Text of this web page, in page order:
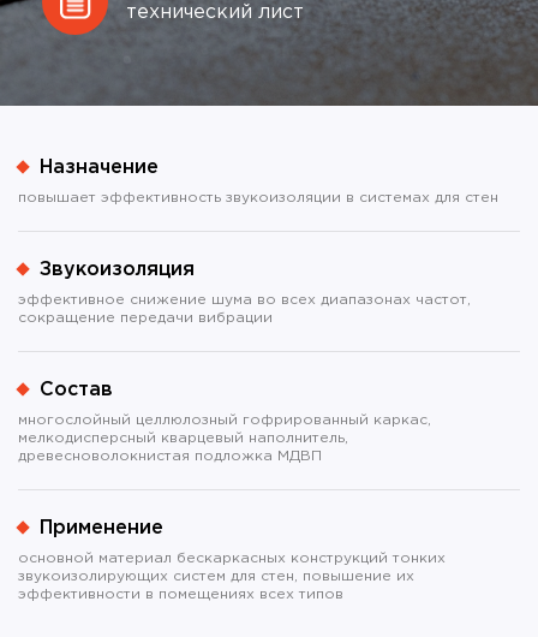
технический лист
Назначение
повышает эффективность звукоизоляции в системах для стен
Звукоизоляция
эффективное снижение шума во всех диапазонах частот,
сокращение передачи вибрации
Состав
многослойный целлюлозный гофрированный каркас,
мелкодисперсный кварцевый наполнитель,
древесноволокнистая подложка МДВП
Применение
основной материал бескаркасных конструкций тонких
звукоизолирующих систем для стен, повышение их
эффективности в помещениях всех типов